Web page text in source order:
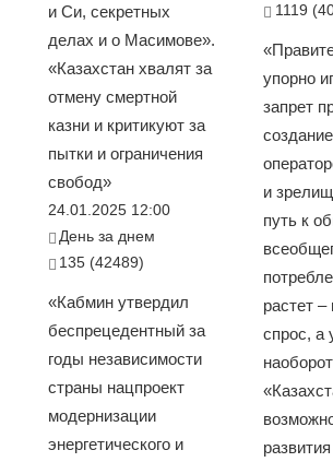
и Си, секретных
делах и о Масимове».
«Казахстан хвалят за
отмену смертной
казни и критикуют за
пытки и ограничения
свобод»
24.01.2025 12:00
День за днем
135 (42489)
«Кабмин утвердил
беспрецедентный за
годы независимости
страны нацпроект
модернизации
энергетического и
1119
упорно
запрет
и
путь к
растет –
спрос, а